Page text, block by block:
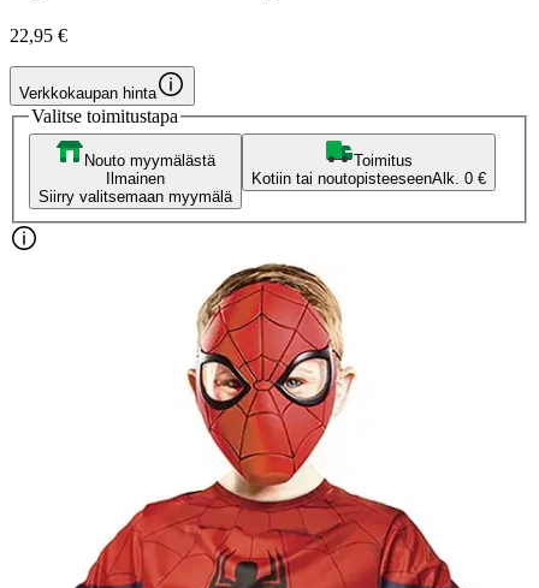
22,95 €
Verkkokaupan hinta
Valitse toimitustapa
Nouto myymälästä
Ilmainen
Siirry valitsemaan myymälä
Toimitus
Kotiin tai noutopisteeseenAlk. 0 €
Ilmainen toimitus yli 100 €:n tilauksille
Postin pakettiautomaattiin tai
palvelupisteeseen!
Etu ei koske Suuri‑lisäpalvelulla toimitettavia tuotteita.
Tarkista myymäläsaatavuus